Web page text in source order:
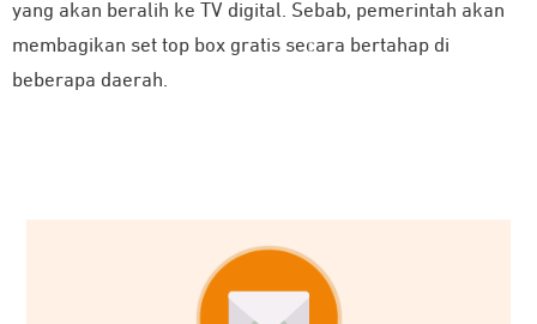
yang akan beralih ke TV digital. Sebab, pemerintah akan
membagikan set top box gratis secara bertahap di
beberapa daerah.